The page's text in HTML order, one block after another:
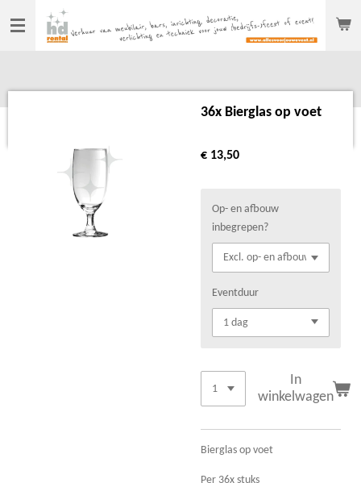
Ga
direct
hoofdinhoud
36x Bierglas op voet
€ 13,50
Op- en afbouw
inbegrepen?
Eventduur
In
winkelwagen
Bierglas op voet
Per 36x stuks